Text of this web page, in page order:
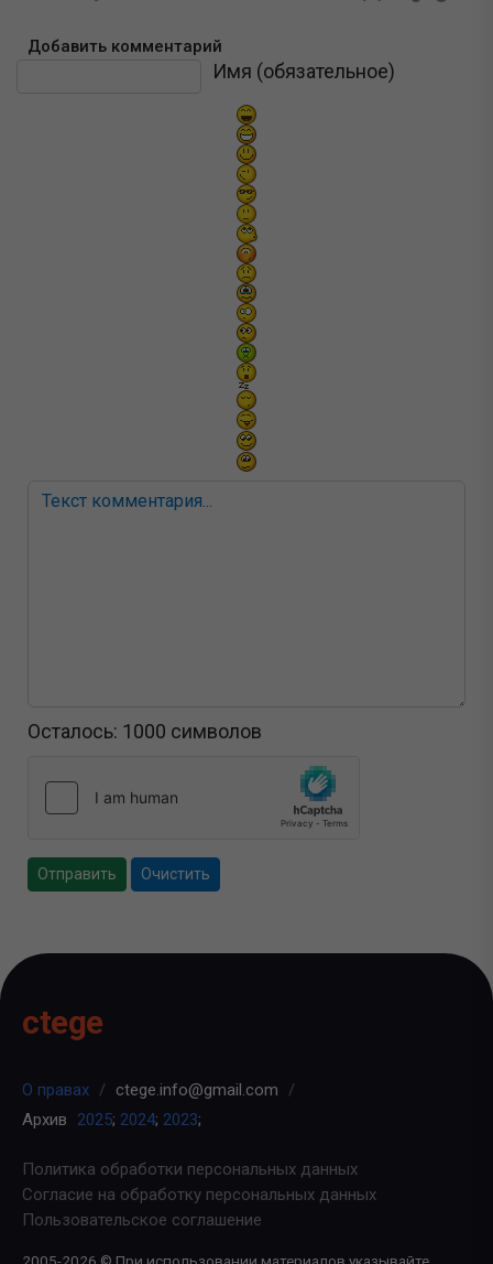
Добавить комментарий
Имя (обязательное)
Осталось: 1000 символов
Отправить Очистить
ctege
О правах / ctege.info@gmail.com
/
Архив
2025; 2024; 2023;
Политика обработки персональных данных
Согласие на обработку персональных данных
Пользовательское соглашение